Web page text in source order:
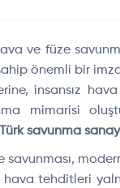
ve füze
önemli bir
insansız
mimarisi
savunma
savunması,
hava tehditleri